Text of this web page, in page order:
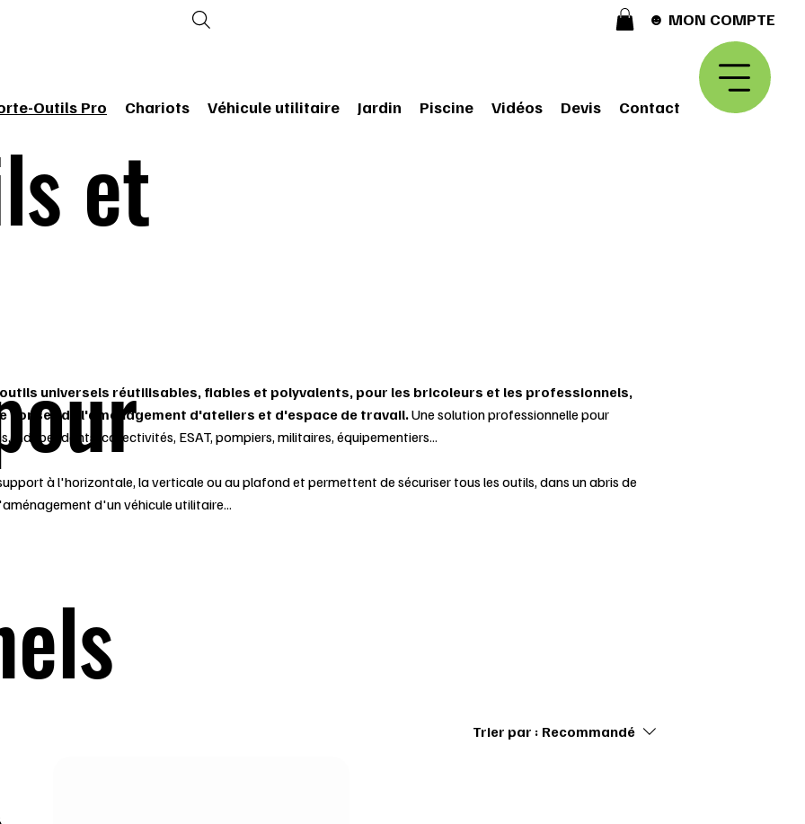
Outils Pro Chariots Véhicule utilitaire Jardin Piscine Vidéos Devis Contact
☻ MON COMPTE
et
universels réutilisables, fiables et polyvalents, pour les bricoleurs et les professionnels,
conseil de l'aménagement d'ateliers et d'espace de travail.Une solution professionnelle pour
indépendants, collectivités, ESAT, pompiers, militaires, équipementiers...
à l'horizontale, la verticale ou au plafond et permettent de sécuriser tous les outils, dans un abris de
d'un véhicule utilitaire...
Trier par : Recommandé